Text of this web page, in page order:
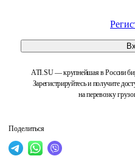
ATI.SU — крупнейшая в России
Зарегистрируйтесь и получите
на перевозку
Поделиться